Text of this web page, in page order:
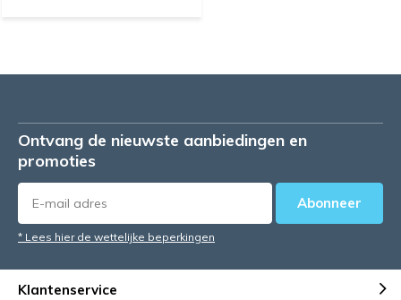
Ontvang de nieuwste aanbiedingen en
promoties
Abonneer
* Lees hier de wettelijke beperkingen
Klantenservice